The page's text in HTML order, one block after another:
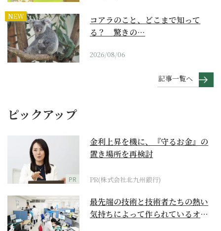
NEW
コアラのこと、どこまで知って
る？ 驚きの…
2026/08/06
記事一覧へ
ピックアップ
PR
金利上昇を機に、『守るお金』の
置き場所を再検討
PR(株式会社北九州銀行)
最先端の技術と技術者たちの熱い
気持ちによって作られているオー